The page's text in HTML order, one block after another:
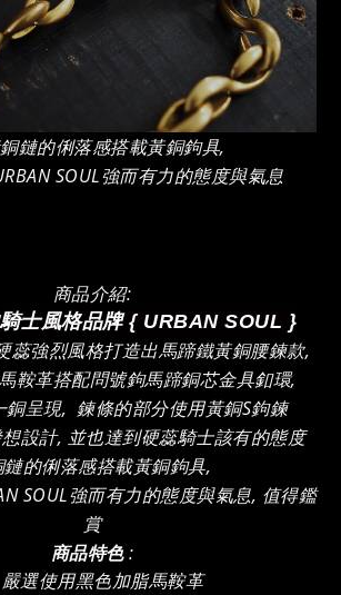
鏈的俐落感搭載黃銅鉤具,
SOUL強而有力的態度與氣息
商品介紹:
士風格品牌 { URBAN SOUL }
蕊強烈風格打造出馬蹄鐵黃銅腰鍊款,
鞍革搭配問號鉤馬蹄銅芯金具釦環,
銅呈現, 鍊條的部分使用黃銅S鉤鍊
設計, 並也達到硬蕊騎士該有的態度
鏈的俐落感搭載黃銅鉤具,
SOUL強而有力的態度與氣息, 值得鑑
賞
商品特色:
選使用黑色加脂馬鞍革